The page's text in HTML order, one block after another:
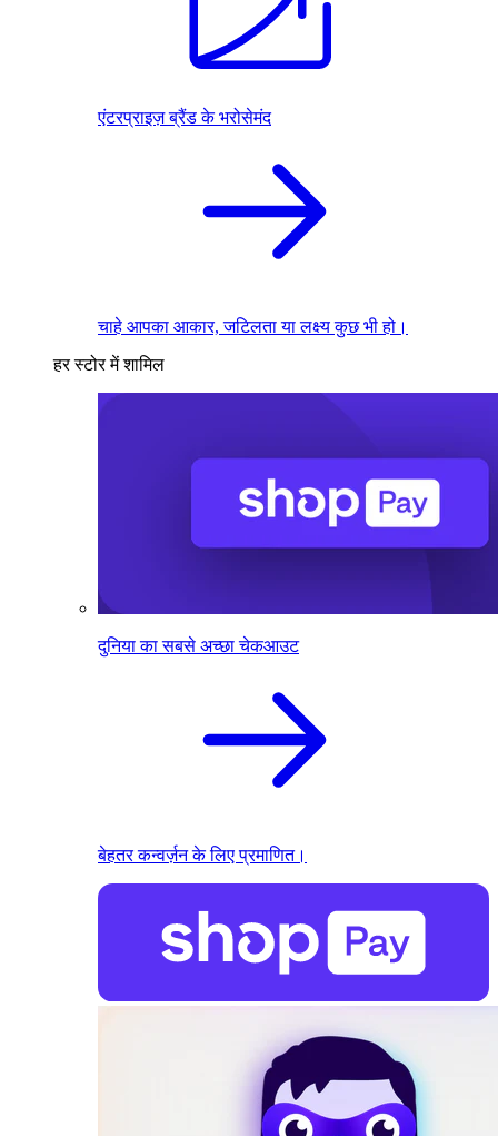
एंटरप्राइज़ ब्रैंड के भरोसेमंद
चाहे आपका आकार, जटिलता या लक्ष्य कुछ भी हो।
हर स्टोर में शामिल
दुनिया का सबसे अच्छा चेकआउट
बेहतर कन्वर्ज़न के लिए प्रमाणित।